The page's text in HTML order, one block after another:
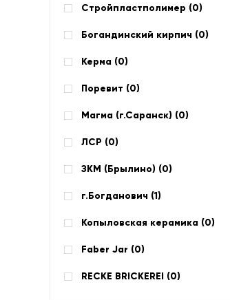
Стройпластполимер (0)
Богандинский кирпич (0)
Керма (0)
Поревит (0)
Магма (г.Саранск) (0)
ЛСР (0)
ЗКМ (Брылино) (0)
г.Богданович (1)
Копыловская керамика (0)
Faber Jar (0)
RECKE BRICKEREI (0)